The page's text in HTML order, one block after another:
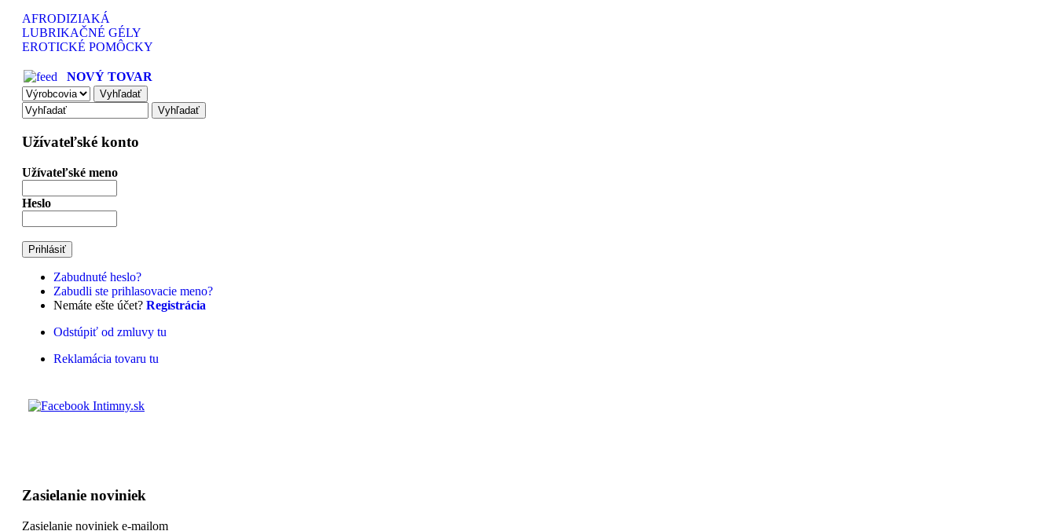
AFRODIZIAKÁ
LUBRIKAČNÉ GÉLY
EROTICKÉ POMÔCKY
NOVÝ TOVAR
Užívateľské konto
Užívateľské meno
Heslo
Zabudnuté heslo?
Zabudli ste prihlasovacie meno?
Nemáte ešte účet? Registrácia
Odstúpiť od zmluvy tu
Reklamácia tovaru tu
Zasielanie noviniek
Zasielanie noviniek e-mailom